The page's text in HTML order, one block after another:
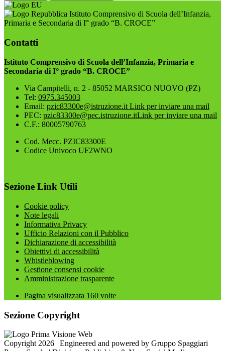
Istituto Comprensivo di Scuola dell’Infanzia,
Primaria e Secondaria di I° grado “B. CROCE”
Contatti
Istituto Comprensivo di Scuola dell’Infanzia, Primaria e
Secondaria di I° grado “B. CROCE”
Via Campitelli, n. 2 - 85052 MARSICO NUOVO (PZ)
Tel: 0975.345003
Email: pzic83300e@istruzione.it Link per inviare una mail
PEC: pzic83300e@pec.istruzione.itLink per inviare una mail
C.F.: 80005790763
Cod. Mecc. PZIC83300E
Codice Univoco UF2WNO
Sezione Link Utili
Cookie policy
Note legali
Informativa Privacy
Ufficio Relazioni con il Pubblico
Dichiarazione di accessibilità
Obiettivi di accessibilità
Whistleblowing
Gestione consensi cookie
Amministrazione trasparente
Pagina visualizzata 160 volte
Sezione Copyright
Copyright 2026 | Engineered and powered by Gruppo Spaggiari